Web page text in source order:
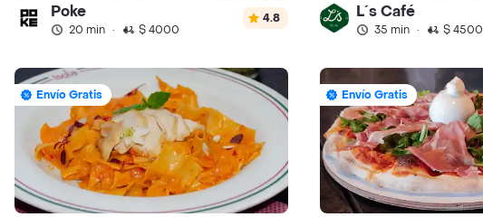
Poke
20 min · $ 4000
4.8 L´s Café
35 min · $ 4500
Envío Gratis Envío Gratis